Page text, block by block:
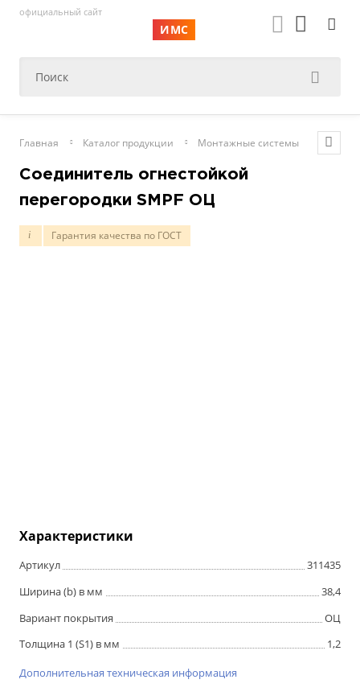
официальный сайт
ИМС
Главная Каталог продукции Монтажные системы
Соединитель огнестойкой
перегородки SMPF ОЦ
i Гарантия качества по ГОСТ
Характеристики
Артикул
311435
Ширина (b) в мм
38,4
Вариант покрытия
ОЦ
Толщина 1 (S1) в мм
1,2
Дополнительная техническая информация